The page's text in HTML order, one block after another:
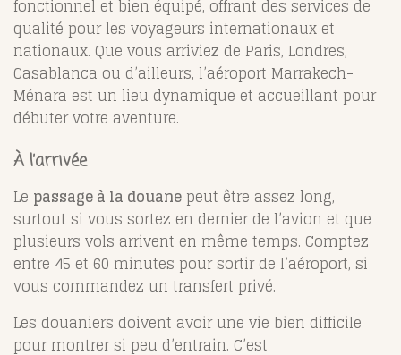
fonctionnel et bien équipé, offrant des services de
qualité pour les voyageurs internationaux et
nationaux. Que vous arriviez de Paris, Londres,
Casablanca ou d’ailleurs, l’aéroport Marrakech-
Ménara est un lieu dynamique et accueillant pour
débuter votre aventure.
À l’arrivée
Le passage à la douane peut être assez long,
surtout si vous sortez en dernier de l’avion et que
plusieurs vols arrivent en même temps. Comptez
entre 45 et 60 minutes pour sortir de l’aéroport, si
vous commandez un transfert privé.
Les douaniers doivent avoir une vie bien difficile
pour montrer si peu d’entrain. C’est